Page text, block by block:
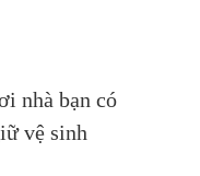
nhà bạn có
vệ sinh